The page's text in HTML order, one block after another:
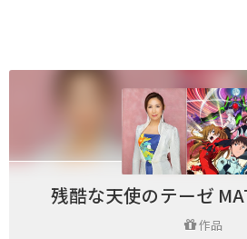
残酷な天使のテーゼ
作品